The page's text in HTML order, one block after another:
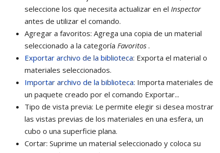
seleccione los que necesita actualizar en el Inspector
antes de utilizar el comando.
Agregar a favoritos: Agrega una copia de un material
seleccionado a la categoría Favoritos .
Exportar archivo de la biblioteca: Exporta el material o
materiales seleccionados.
Importar archivo de la biblioteca: Importa materiales de
un paquete creado por el comando Exportar...
Tipo de vista previa: Le permite elegir si desea mostrar
las vistas previas de los materiales en una esfera, un
cubo o una superficie plana.
Cortar: Suprime un material seleccionado y coloca su